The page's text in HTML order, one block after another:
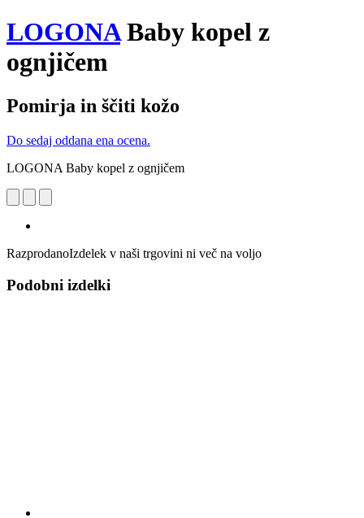
LOGONABaby kopel z
ognjičem
Pomirja in ščiti kožo
Do sedaj oddana ena ocena.
LOGONA Baby kopel z ognjičem
RazprodanoIzdelek v naši trgovini ni več na voljo
Podobni izdelki